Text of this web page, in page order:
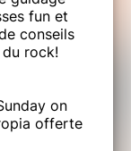
fun et
conseils
rock!
on
offerte